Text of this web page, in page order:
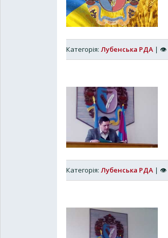
Категорія: Лубенська РДА | 👁
Категорія: Лубенська РДА | 👁